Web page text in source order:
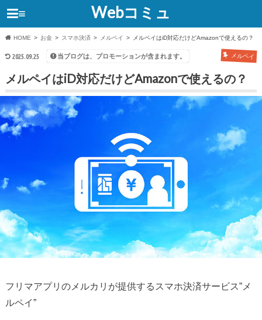
Webコミュ
≡
HOME お金 スマホ決済 メルペイ メルペイはiD対応だけどAmazonで使えるの？
2025.09.25 メルペイ
当ブログは、プロモーションが含まれます。
メルペイはiD対応だけどAmazonで使えるの？
フリマアプリのメルカリが提供するスマホ決済サービス”メ
ルペイ”